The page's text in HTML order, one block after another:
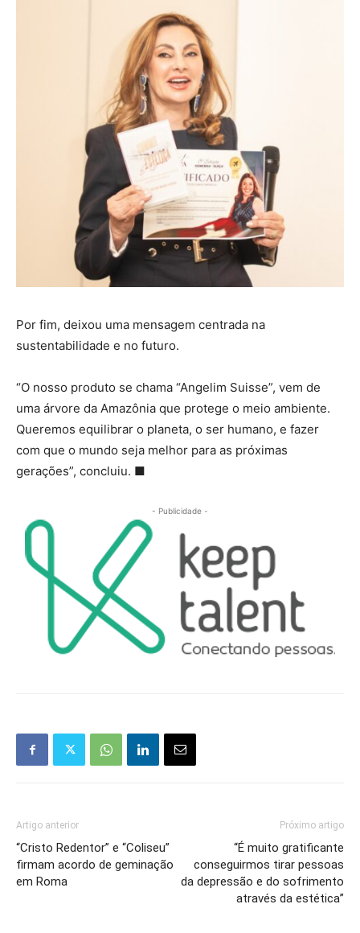
Por fim, deixou uma mensagem centrada na
sustentabilidade e no futuro.
“O nosso produto se chama “Angelim Suisse”, vem de
uma árvore da Amazônia que protege o meio ambiente.
Queremos equilibrar o planeta, o ser humano, e fazer
com que o mundo seja melhor para as próximas
gerações”, concluiu. ■
- Publicidade -
Artigo anterior
“Cristo Redentor” e “Coliseu”
firmam acordo de geminação
em Roma
Próximo artigo
“É muito gratificante
conseguirmos tirar pessoas
da depressão e do sofrimento
através da estética”